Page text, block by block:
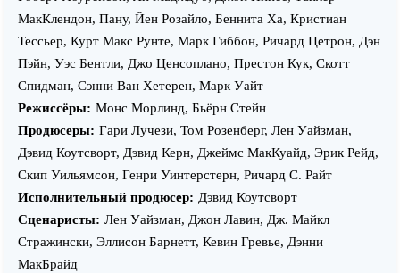
МакКлендон, Пану, Йен Розайло, Беннита Ха, Кристиан
Тессьер, Курт Макс Рунте, Марк Гиббон, Ричард Цетрон, Дэн
Пэйн, Уэс Бентли, Джо Ценсоплано, Престон Кук, Скотт
Спидман, Сэнни Ван Хетерен, Марк Уайт
Режиссёры: Монс Морлинд, Бьёрн Стейн
Продюсеры: Гари Лучези, Том Розенберг, Лен Уайзман,
Дэвид Коутсворт, Дэвид Керн, Джеймс МакКуайд, Эрик Рейд,
Скип Уильямсон, Генри Уинтерстерн, Ричард С. Райт
Исполнительный продюсер: Дэвид Коутсворт
Сценаристы: Лен Уайзман, Джон Лавин, Дж. Майкл
Стражински, Эллисон Барнетт, Кевин Гревье, Дэнни
МакБрайд